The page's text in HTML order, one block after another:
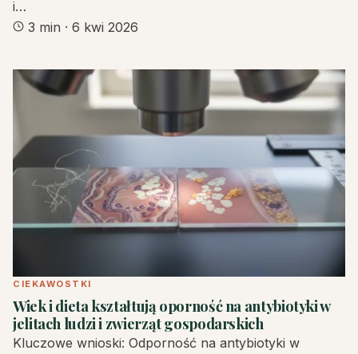
i…
3 min · 6 kwi 2026
CIEKAWOSTKI
Wiek i dieta kształtują oporność na antybiotyki w
jelitach ludzi i zwierząt gospodarskich
Kluczowe wnioski: Odporność na antybiotyki w